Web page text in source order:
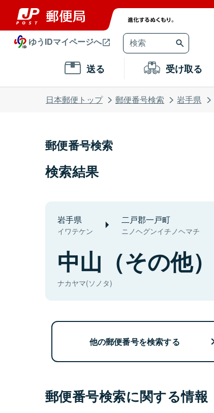
ゆうIDマイページへ
送る 受け取る
日本郵便トップ 郵便番号検索 岩手県
郵便番号検索
検索結果
岩手県
イワテケン
二戸郡一戸町
ニノヘグンイチノヘマチ
中山（その他）
ナカヤマ(ソノタ)
他の郵便番号を検索する
郵便番号検索に関する情報